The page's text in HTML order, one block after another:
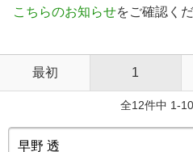
こちらのお知らせをご確認くだ
最初 1
全12件中 1-